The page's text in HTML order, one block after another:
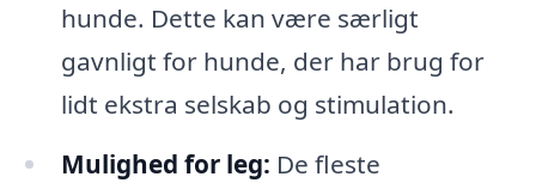
hunde. Dette kan være særligt
gavnligt for hunde, der har brug for
lidt ekstra selskab og stimulation.
Mulighed for leg: De fleste